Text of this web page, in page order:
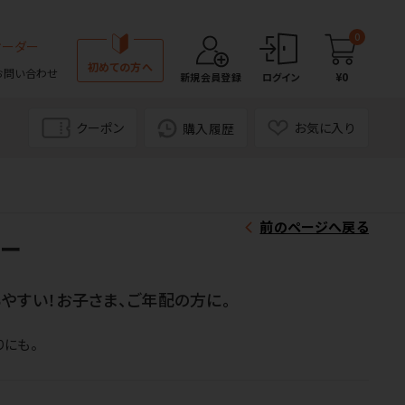
ダー
問い合わせ 初めての方へ
新規会員登録 ログイン
0
¥0
クーポン 購入履歴 お気に入り
前のページへ戻る
い！お子さま、ご年配の方に。
も。